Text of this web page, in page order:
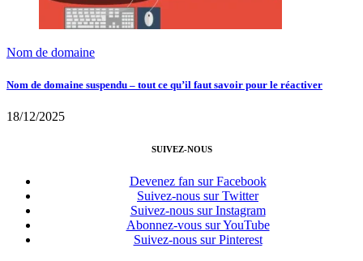
Nom de domaine
Nom de domaine suspendu – tout ce qu’il faut savoir pour le réactiver
18/12/2025
SUIVEZ-NOUS
Devenez fan sur Facebook
Suivez-nous sur Twitter
Suivez-nous sur Instagram
Abonnez-vous sur YouTube
Suivez-nous sur Pinterest